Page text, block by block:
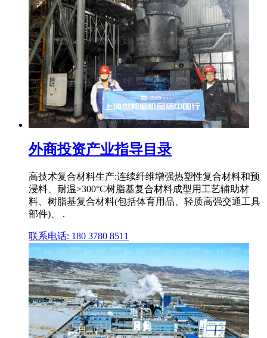
外商投资产业指导目录
高技术复合材料生产:连续纤维增强热塑性复合材料和预
浸料、耐温>300°C树脂基复合材料成型用工艺辅助材
料、树脂基复合材料(包括体育用品、轻质高强交通工具
部件)、 .
联系电话: 180 3780 8511